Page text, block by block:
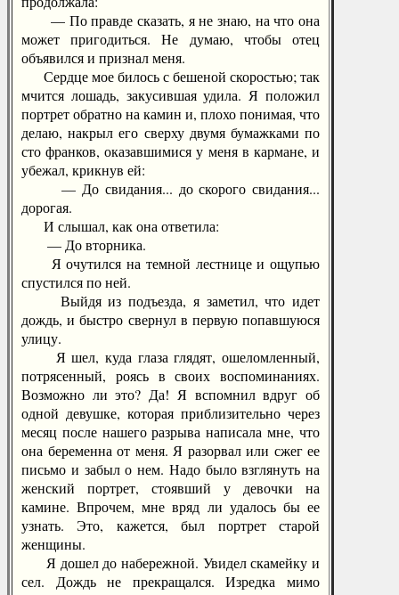
— По правде сказать, я не знаю, на что она
может пригодиться. Не думаю, чтобы отец
объявился и признал меня.
Сердце мое билось с бешеной скоростью; так
мчится лошадь, закусившая удила. Я положил
портрет обратно на камин и, плохо понимая, что
делаю, накрыл его сверху двумя бумажками по
сто франков, оказавшимися у меня в кармане, и
убежал, крикнув ей:
— До свидания... до скорого свидания...
дорогая.
И слышал, как она ответила:
— До вторника.
Я очутился на темной лестнице и ощупью
спустился по ней.
Выйдя из подъезда, я заметил, что идет
дождь, и быстро свернул в первую попавшуюся
улицу.
Я шел, куда глаза глядят, ошеломленный,
потрясенный, роясь в своих воспоминаниях.
Возможно ли это? Да! Я вспомнил вдруг об
одной девушке, которая приблизительно через
месяц после нашего разрыва написала мне, что
она беременна от меня. Я разорвал или сжег ее
письмо и забыл о нем. Надо было взглянуть на
женский портрет, стоявший у девочки на
камине. Впрочем, мне вряд ли удалось бы ее
узнать. Это, кажется, был портрет старой
женщины.
Я дошел до набережной. Увидел скамейку и
сел. Дождь не прекращался. Изредка мимо